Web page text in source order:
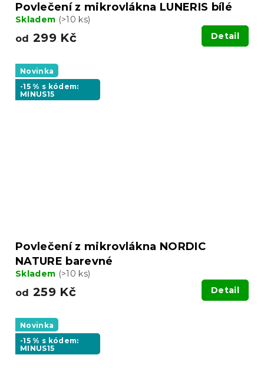
Povlečení z mikrovlákna LUNERIS bílé
Skladem (>10 ks)
od 299 Kč Detail
Novinka
-15 % s kódem:
MINUS15
Povlečení z mikrovlákna NORDIC
NATURE barevné
Skladem (>10 ks)
od 259 Kč Detail
Novinka
-15 % s kódem:
MINUS15